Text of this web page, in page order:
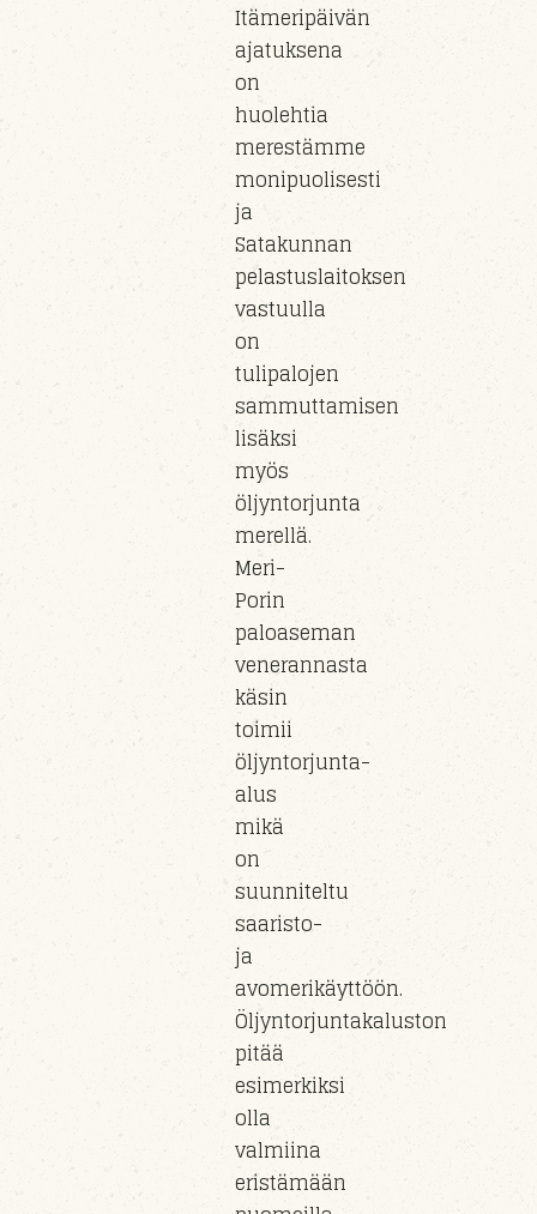
Itämeripäivän
ajatuksena
on
huolehtia
merestämme
monipuolisesti
ja
Satakunnan
pelastuslaitoksen
vastuulla
on
tulipalojen
sammuttamisen
lisäksi
myös
öljyntorjunta
merellä.
Meri-
Porin
paloaseman
venerannasta
käsin
toimii
öljyntorjunta-
alus
mikä
on
suunniteltu
saaristo-
ja
avomerikäyttöön.
Öljyntorjuntakaluston
pitää
esimerkiksi
olla
valmiina
eristämään